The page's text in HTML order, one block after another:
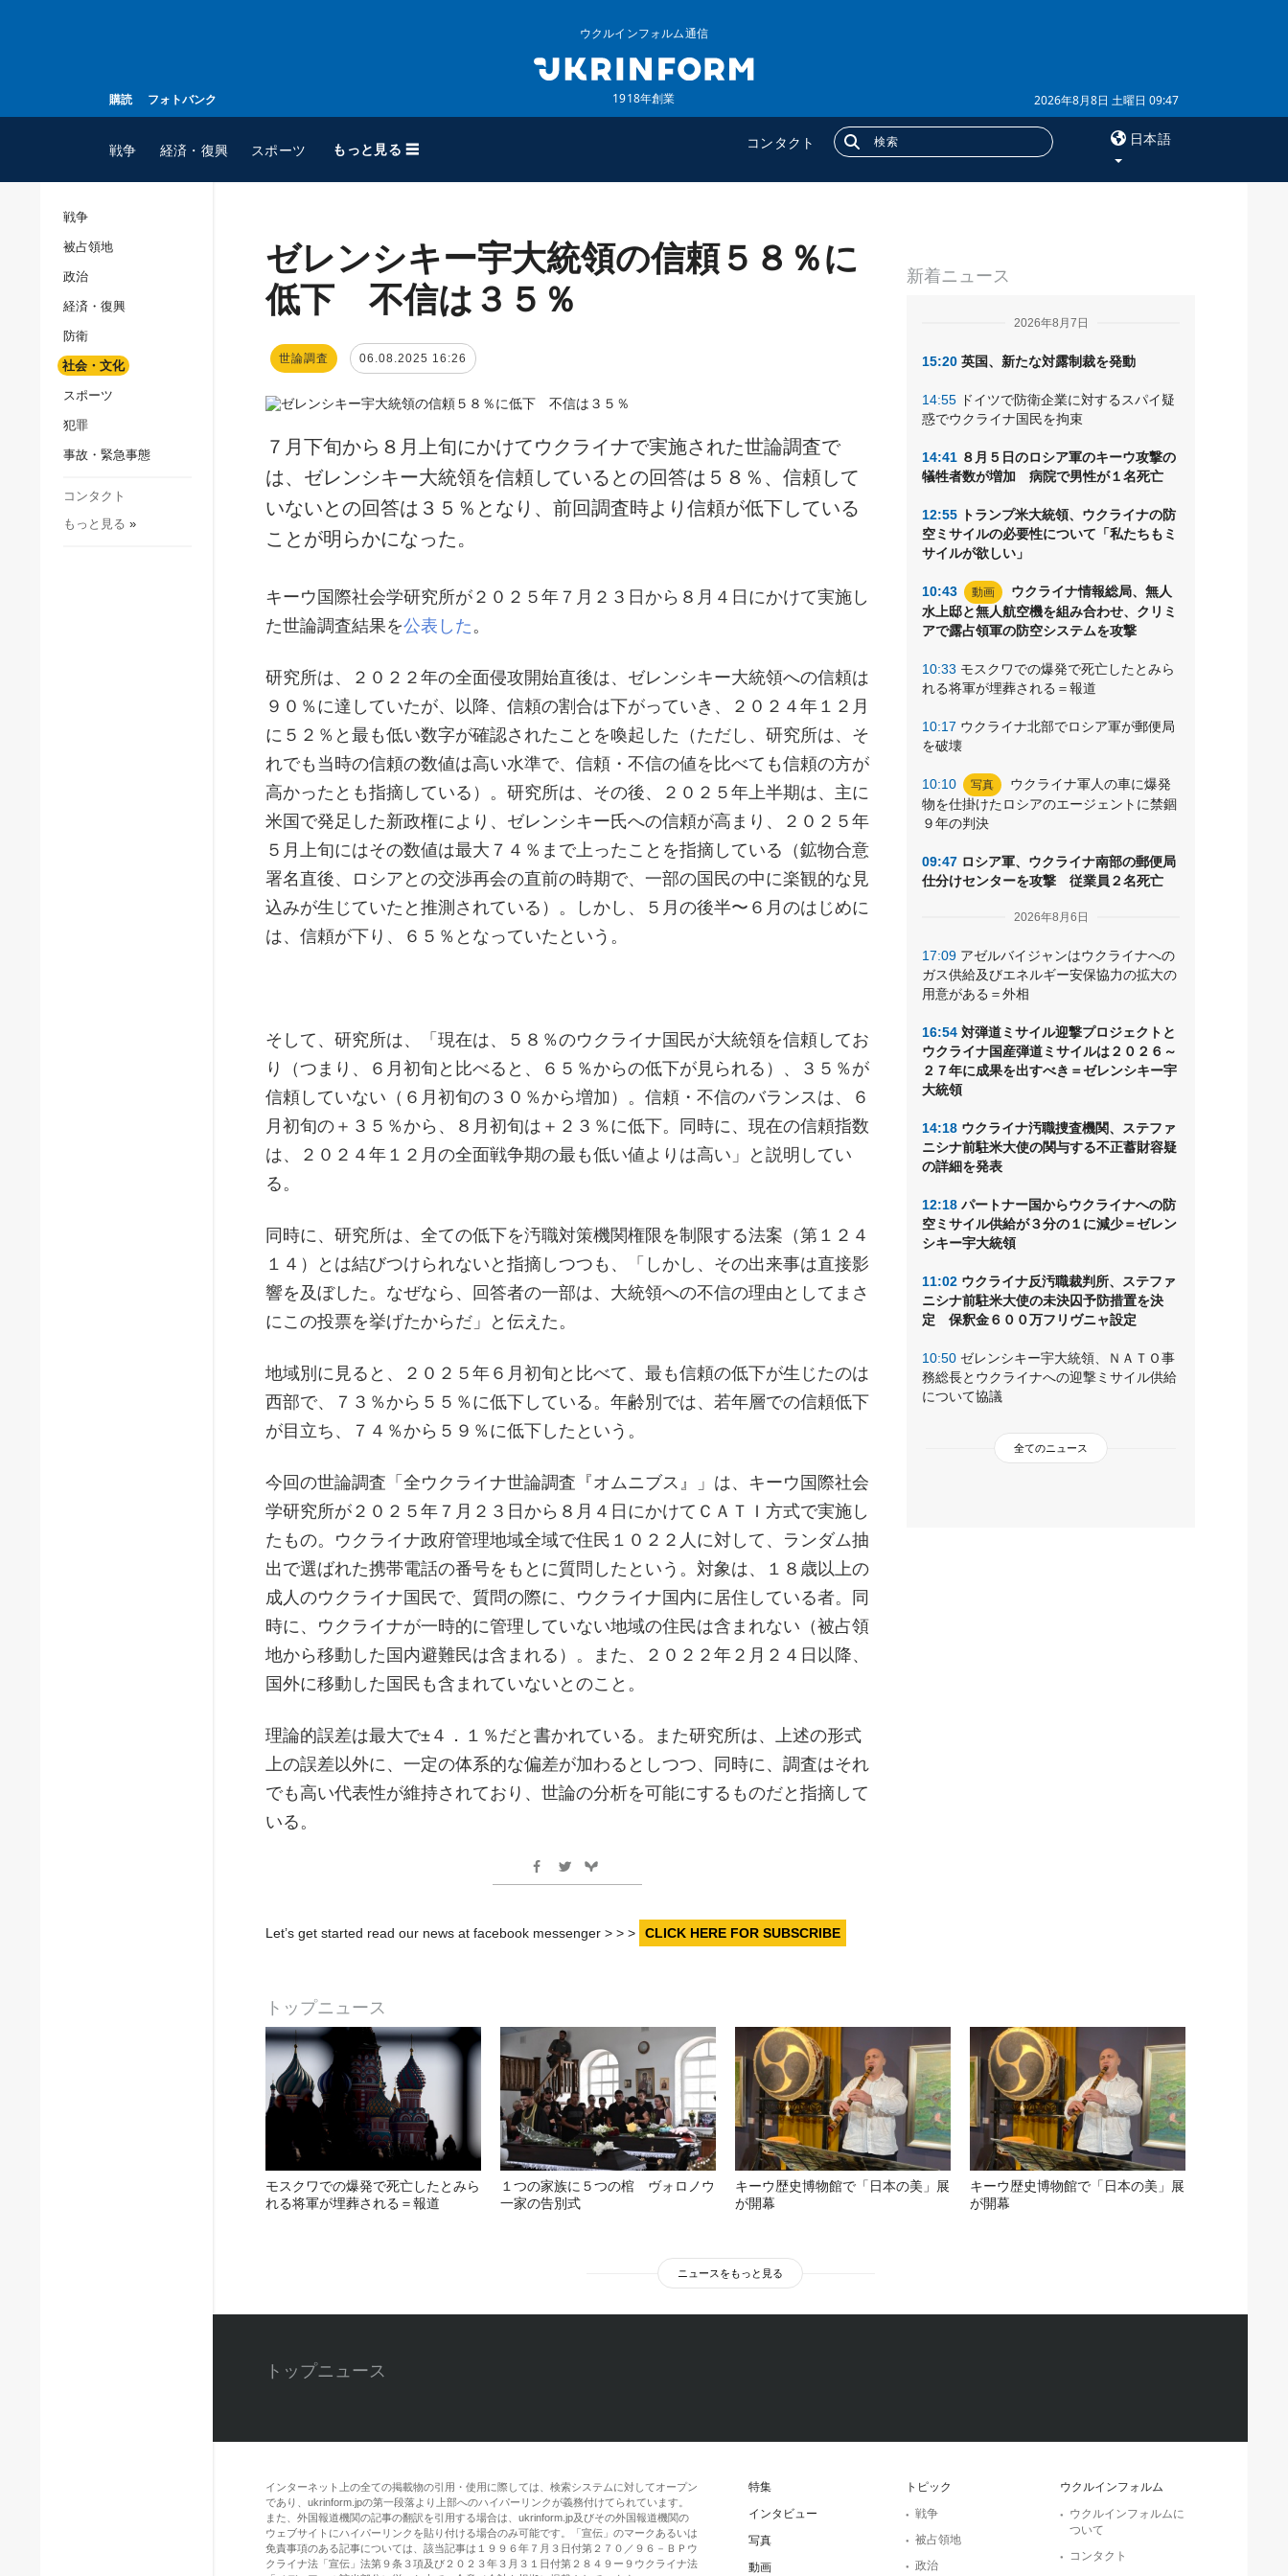
購読 フォトバンク
ウクルインフォルム通信
1918年創業 2026年8月8日 土曜日 09:47
戦争 経済・復興 スポーツ もっと見る ☰ コンタクト 日本語
スポーツ
ウクルインフォルム
ウクルインフォルムについ
て
追加
特集
購読
戦争
被占領地
政治
経済・復興
防衛
社会・文化
スポーツ
犯罪
事故・緊急事態
コンタクト
もっと見る »
新着ニュース
2026年8月7日
15:20 英国、新たな対露制裁を発動
14:55 ドイツで防衛企業に対するスパイ疑
惑でウクライナ国民を拘束
14:41 ８月５日のロシア軍のキーウ攻撃の
犠牲者数が増加 病院で男性が１名死亡
12:55 トランプ米大統領、ウクライナの防
空ミサイルの必要性について「私たちもミ
サイルが欲しい」
10:43 動画
ウクライナ情報総局、無人
水上邸と無人航空機を組み合わせ、クリミ
アで露占領軍の防空システムを攻撃
10:33 モスクワでの爆発で死亡したとみら
れる将軍が埋葬される＝報道
10:17 ウクライナ北部でロシア軍が郵便局
を破壊
10:10 写真
ウクライナ軍人の車に爆発
物を仕掛けたロシアのエージェントに禁錮
９年の判決
09:47 ロシア軍、ウクライナ南部の郵便局
仕分けセンターを攻撃 従業員２名死亡
2026年8月6日
17:09 アゼルバイジャンはウクライナへの
ガス供給及びエネルギー安保協力の拡大の
用意がある＝外相
16:54 対弾道ミサイル迎撃プロジェクトと
ウクライナ国産弾道ミサイルは２０２６～
２７年に成果を出すべき＝ゼレンシキー宇
大統領
14:18 ウクライナ汚職捜査機関、ステファ
ニシナ前駐米大使の関与する不正蓄財容疑
の詳細を発表
12:18 パートナー国からウクライナへの防
空ミサイル供給が３分の１に減少＝ゼレン
シキー宇大統領
11:02 ウクライナ反汚職裁判所、ステファ
ニシナ前駐米大使の未決囚予防措置を決
定 保釈金６００万フリヴニャ設定
10:50 ゼレンシキー宇大統領、ＮＡＴＯ事
務総長とウクライナへの迎撃ミサイル供給
について協議
全てのニュース
ゼレンシキー宇大統領の信頼５８％に
低下 不信は３５％
世論調査 06.08.2025 16:26
７月下旬から８月上旬にかけてウクライナで実施された世論調査で
は、ゼレンシキー大統領を信頼しているとの回答は５８％、信頼して
いないとの回答は３５％となり、前回調査時より信頼が低下している
ことが明らかになった。
キーウ国際社会学研究所が２０２５年７月２３日から８月４日にかけて実施し
た世論調査結果を公表した 。
研究所は、２０２２年の全面侵攻開始直後は、ゼレンシキー大統領への信頼は
９０％に達していたが、以降、信頼の割合は下がっていき、２０２４年１２月
に５２％と最も低い数字が確認されたことを喚起した（ただし、研究所は、そ
れでも当時の信頼の数値は高い水準で、信頼・不信の値を比べても信頼の方が
高かったとも指摘している）。研究所は、その後、２０２５年上半期は、主に
米国で発足した新政権により、ゼレンシキー氏への信頼が高まり、２０２５年
５月上旬にはその数値は最大７４％まで上ったことを指摘している（鉱物合意
署名直後、ロシアとの交渉再会の直前の時期で、一部の国民の中に楽観的な見
込みが生じていたと推測されている）。しかし、５月の後半〜６月のはじめに
は、信頼が下り、６５％となっていたという。
そして、研究所は、「現在は、５８％のウクライナ国民が大統領を信頼してお
り（つまり、６月初旬と比べると、６５％からの低下が見られる）、３５％が
信頼していない（６月初旬の３０％から増加）。信頼・不信のバランスは、６
月初旬の＋３５％から、８月初旬は＋２３％に低下。同時に、現在の信頼指数
は、２０２４年１２月の全面戦争期の最も低い値よりは高い」と説明してい
る。
同時に、研究所は、全ての低下を汚職対策機関権限を制限する法案（第１２４
１４）とは結びつけられないと指摘しつつも、「しかし、その出来事は直接影
響を及ぼした。なぜなら、回答者の一部は、大統領への不信の理由としてまさ
にこの投票を挙げたからだ」と伝えた。
地域別に見ると、２０２５年６月初旬と比べて、最も信頼の低下が生じたのは
西部で、７３％から５５％に低下している。年齢別では、若年層での信頼低下
が目立ち、７４％から５９％に低下したという。
今回の世論調査「全ウクライナ世論調査『オムニブス』」は、キーウ国際社会
学研究所が２０２５年７月２３日から８月４日にかけてＣＡＴＩ方式で実施し
たもの。ウクライナ政府管理地域全域で住民１０２２人に対して、ランダム抽
出で選ばれた携帯電話の番号をもとに質問したという。対象は、１８歳以上の
成人のウクライナ国民で、質問の際に、ウクライナ国内に居住している者。同
時に、ウクライナが一時的に管理していない地域の住民は含まれない（被占領
地から移動した国内避難民は含まれる）。また、２０２２年２月２４日以降、
国外に移動した国民も含まれていないとのこと。
理論的誤差は最大で±４．１％だと書かれている。また研究所は、上述の形式
上の誤差以外に、一定の体系的な偏差が加わるとしつつ、同時に、調査はそれ
でも高い代表性が維持されており、世論の分析を可能にするものだと指摘して
いる。
Let’s get started read our news at facebook messenger > > > CLICK HERE FOR SUBSCRIBE
トップニュース
モスクワでの爆発で死亡したとみら
れる将軍が埋葬される＝報道
１つの家族に５つの棺 ヴォロノウ
一家の告別式
キーウ歴史博物館で「日本の美」展
が開幕
キーウ歴史博物館で「日本の美」展
が開幕
ニュースをもっと見る
トップニュース
トピック
戦争
被占領地
政治
ウクルインフォルム
ウクルインフォルムに
ついて
コンタクト
特集
インタビュー
写真
動画
インターネット上の全ての掲載物の引用・使用に際しては、検索システムに対してオープン
であり、ukrinform.jpの第一段落より上部へのハイパーリンクが義務付けてられています。
また、外国報道機関の記事の翻訳を引用する場合は、ukrinform.jp及びその外国報道機関の
ウェブサイトにハイパーリンクを貼り付ける場合のみ可能です。「宣伝」のマークあるいは
免責事項のある記事については、該当記事は１９９６年７月３日付第２７０／９６－ＢＰウ
クライナ法「宣伝」法第９条３項及び２０２３年３月３１日付第２８４９ー９ウクライナ法